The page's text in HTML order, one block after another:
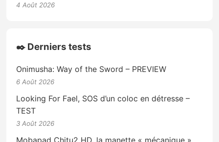
4 Août 2026
✒️ Derniers tests
Onimusha: Way of the Sword – PREVIEW
6 Août 2026
Looking For Fael, SOS d’un coloc en détresse –
TEST
3 Août 2026